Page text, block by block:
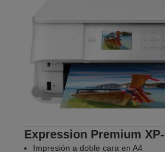
Expression Premium
Impresión a doble cara en A4